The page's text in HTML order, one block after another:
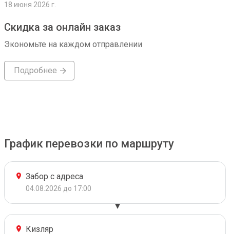
18 июня 2026 г.
Скидка за онлайн заказ
Экономьте на каждом отправлении
Подробнее
График перевозки по маршруту
Забор с адреса
04.08.2026 до 17:00
Кизляр